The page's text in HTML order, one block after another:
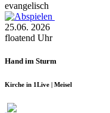
evangelisch
25.06. 2026
floatend Uhr
Hand im Sturm
Kirche in 1Live | Meisel